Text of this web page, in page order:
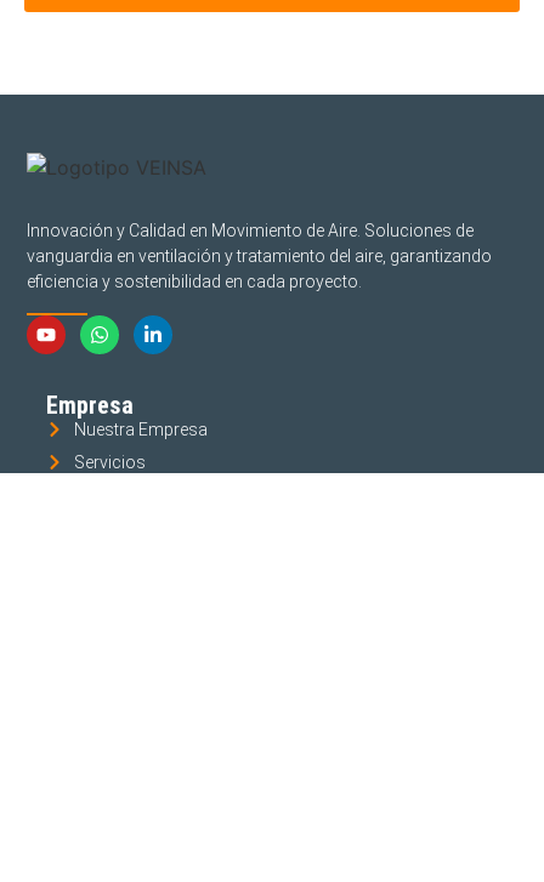
Innovación y Calidad en Movimiento de Aire. Soluciones de
vanguardia en ventilación y tratamiento del aire, garantizando
eficiencia y sostenibilidad en cada proyecto.
Empresa
Nuestra Empresa
Servicios